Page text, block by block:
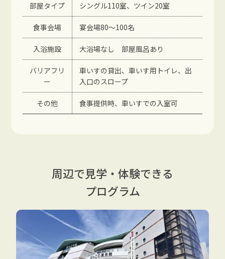
部屋タイプ シングル110室、ツイン20室
食事会場 宴会場80～100名
入浴施設 大浴場なし 部屋風呂あり
バリアフリ
ー
車いすの貸出、車いす用トイレ、出
入口のスロープ
その他 食事提供時、車いすでの入室可
周辺で見学・体験できる
プログラム